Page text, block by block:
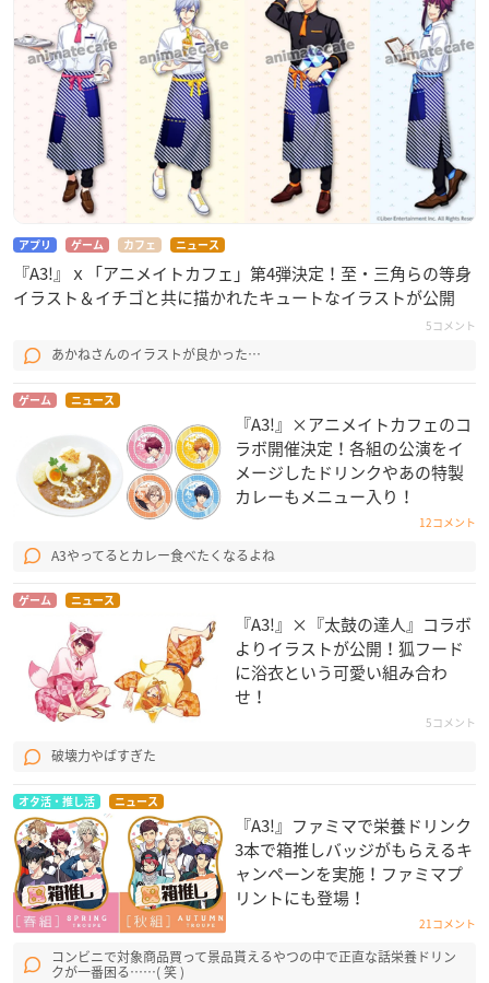
アプリ ゲーム カフェ ニュース
『A3!』ｘ「アニメイトカフェ」第4弾決定！至・三角らの等身
イラスト＆イチゴと共に描かれたキュートなイラストが公開
5コメント
あかねさんのイラストが良かった…
ゲーム ニュース
『A3!』×アニメイトカフェのコ
ラボ開催決定！各組の公演をイ
メージしたドリンクやあの特製
カレーもメニュー入り！
12コメント
A3やってるとカレー食べたくなるよね
ゲーム ニュース
『A3!』×『太鼓の達人』コラボ
よりイラストが公開！狐フード
に浴衣という可愛い組み合わ
せ！
5コメント
破壊力やばすぎた
オタ活・推し活 ニュース
『A3!』ファミマで栄養ドリンク
3本で箱推しバッジがもらえるキ
ャンペーンを実施！ファミマプ
リントにも登場！
21コメント
コンビニで対象商品買って景品貰えるやつの中で正直な話栄養ドリン
クが一番困る……( 笑 )